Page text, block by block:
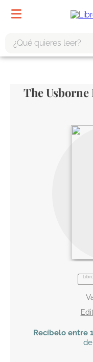
The
Recíbelo entre